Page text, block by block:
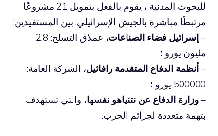
للبحوث المدنية ، يقوم بالفعل بتمويل 21 مشروعًا
مرتبطًا مباشرة بالجيش الإسرائيلي. بين المستفيدين:
– إسرائيل فضاء الصناعات
، عملاق التسلح: 2.8
مليون يورو ؛
– أنظمة الدفاع المتقدمة رافائيل، الشركة العامة:
500000 يورو ؛
– وزارة الدفاع عن نتنياهو نفسها، والتي تستهدف
بتهمة متعددة لجرائم الحرب.